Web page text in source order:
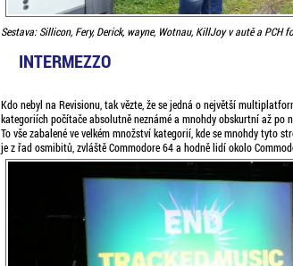
Sestava: Sillicon, Fery, Derick, wayne, Wotnau, KillJoy v autě a PCH
INTERMEZZO
Kdo nebyl na Revisionu, tak vězte, že se jedná o největší
kategoriích počítače absolutně neznámé a mnohdy obskurtní až
To vše zabalené ve velkém množství kategorií, kde se mnohdy tyto
je z řad osmibitů, zvláště Commodore 64 a hodně lidí okolo